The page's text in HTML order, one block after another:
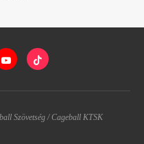
Szövetség / Cageball KTSK